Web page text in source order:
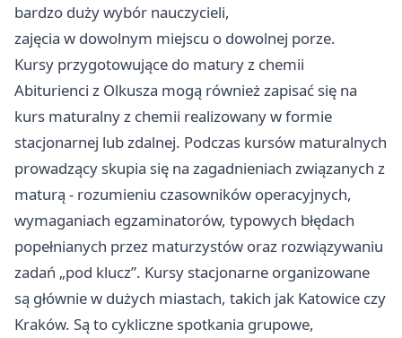
bardzo duży wybór nauczycieli,
zajęcia w dowolnym miejscu o dowolnej porze.
Kursy przygotowujące do matury z chemii
Abiturienci z Olkusza mogą również zapisać się na
kurs maturalny z chemii realizowany w formie
stacjonarnej lub zdalnej. Podczas kursów maturalnych
prowadzący skupia się na zagadnieniach związanych z
maturą - rozumieniu czasowników operacyjnych,
wymaganiach egzaminatorów, typowych błędach
popełnianych przez maturzystów oraz rozwiązywaniu
zadań „pod klucz”. Kursy stacjonarne organizowane
są głównie w dużych miastach, takich jak Katowice czy
Kraków. Są to cykliczne spotkania grupowe,